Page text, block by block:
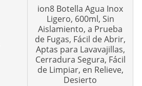
ion8 Botella Agua Inox
Ligero, 600ml, Sin
Aislamiento, a Prueba
de Fugas, Fácil de Abrir,
Aptas para Lavavajillas,
Cerradura Segura, Fácil
de Limpiar, en Relieve,
Desierto